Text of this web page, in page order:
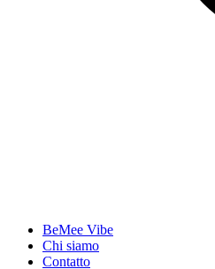
BeMee Vibe
Chi siamo
Contatto